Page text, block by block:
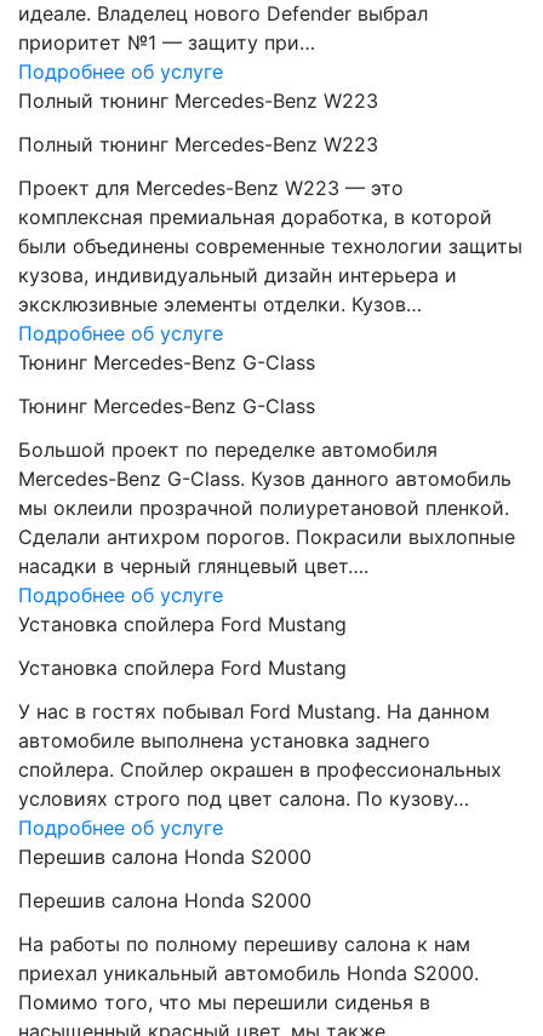
идеале. Владелец нового Defender выбрал
приоритет №1 — защиту при…
Подробнее об услуге
Полный тюнинг Mercedes-Benz W223
Полный тюнинг Mercedes-Benz W223
Проект для Mercedes-Benz W223 — это
комплексная премиальная доработка, в которой
были объединены современные технологии защиты
кузова, индивидуальный дизайн интерьера и
эксклюзивные элементы отделки. Кузов…
Подробнее об услуге
Тюнинг Mercedes-Benz G-Class
Тюнинг Mercedes-Benz G-Class
Большой проект по переделке автомобиля
Mercedes-Benz G-Class. Кузов данного автомобиль
мы оклеили прозрачной полиуретановой пленкой.
Сделали антихром порогов. Покрасили выхлопные
насадки в черный глянцевый цвет….
Подробнее об услуге
Установка спойлера Ford Mustang
Установка спойлера Ford Mustang
У нас в гостях побывал Ford Mustang. На данном
автомобиле выполнена установка заднего
спойлера. Спойлер окрашен в профессиональных
условиях строго под цвет салона. По кузову…
Подробнее об услуге
Перешив салона Honda S2000
Перешив салона Honda S2000
На работы по полному перешиву салона к нам
приехал уникальный автомобиль Honda S2000.
Помимо того, что мы перешили сиденья в
насыщенный красный цвет, мы также…